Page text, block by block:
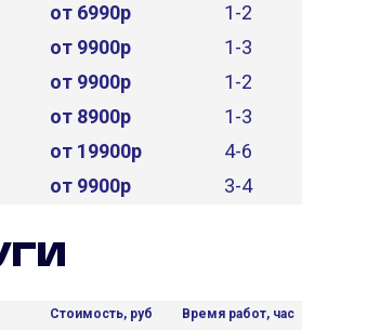
от 6990р
1-2
от 9900р
1-3
от 9900р
1-2
от 8900р
1-3
от 19900р
4-6
от 9900р 3-4
Стоимость, руб Время работ, час